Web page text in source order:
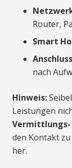
Router,
Smart
nach
Hinweis:
Leistungen
Vermittlungs-
den Kontakt
her.